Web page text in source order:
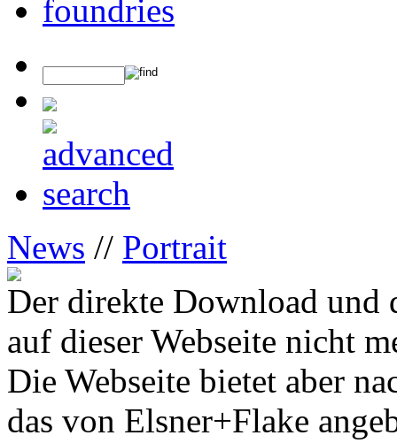
News // Portrait
Der direkte Download und
auf dieser Webseite nicht
Die Webseite bietet aber
das von Elsner+Flake